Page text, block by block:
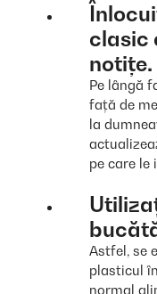
clasic
notițe.
Pe lângă
față de
la
pe care le
Astfel, se
plasticul
normal